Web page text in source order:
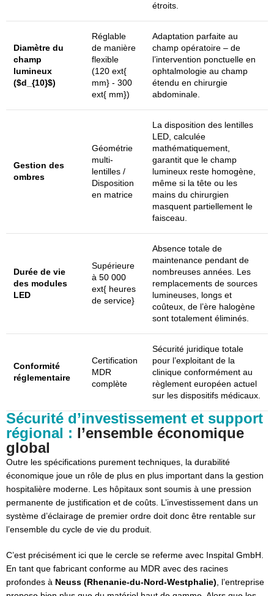
étroits.
Diamètre du
champ
lumineux
($d_{10}$)
Réglable
de manière
flexible
(120 ext{
mm} - 300
ext{ mm})
Adaptation parfaite au
champ opératoire – de
l’intervention ponctuelle en
ophtalmologie au champ
étendu en chirurgie
abdominale.
Gestion des
ombres
Géométrie
multi-
lentilles /
Disposition
en matrice
La disposition des lentilles
LED, calculée
mathématiquement,
garantit que le champ
lumineux reste homogène,
même si la tête ou les
mains du chirurgien
masquent partiellement le
faisceau.
Durée de vie
des modules
LED
Supérieure
à 50 000
ext{ heures
de service}
Absence totale de
maintenance pendant de
nombreuses années. Les
remplacements de sources
lumineuses, longs et
coûteux, de l’ère halogène
sont totalement éliminés.
Conformité
réglementaire
Certification
MDR
complète
Sécurité juridique totale
pour l’exploitant de la
clinique conformément au
règlement européen actuel
sur les dispositifs médicaux.
Sécurité d’investissement et support
régional : l’ensemble économique
global
Outre les spécifications purement techniques, la durabilité
économique joue un rôle de plus en plus important dans la gestion
hospitalière moderne. Les hôpitaux sont soumis à une pression
permanente de justification et de coûts. L’investissement dans un
système d’éclairage de premier ordre doit donc être rentable sur
l’ensemble du cycle de vie du produit.
C’est précisément ici que le cercle se referme avec Inspital GmbH.
En tant que fabricant conforme au MDR avec des racines
profondes à Neuss (Rhenanie-du-Nord-Westphalie), l’entreprise